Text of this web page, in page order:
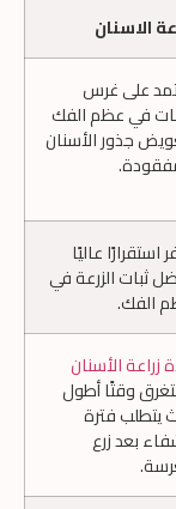
الاسنان
على غرس
في عظم الفك
جذور الأسنان
استقرارًا عاليًا
ثبات الزرعة في
الفك.
زراعة الأسنان
وقتًا أطول
يتطلب فترة
بعد زرع